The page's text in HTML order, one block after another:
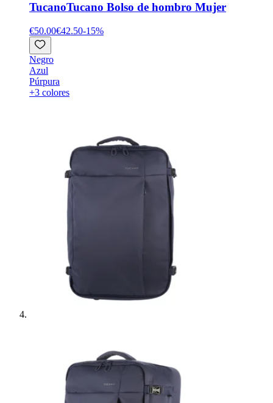
TucanoTucano Bolso de hombro Mujer
€50.00€42.50-15%
Negro
Azul
Púrpura
+3 colores